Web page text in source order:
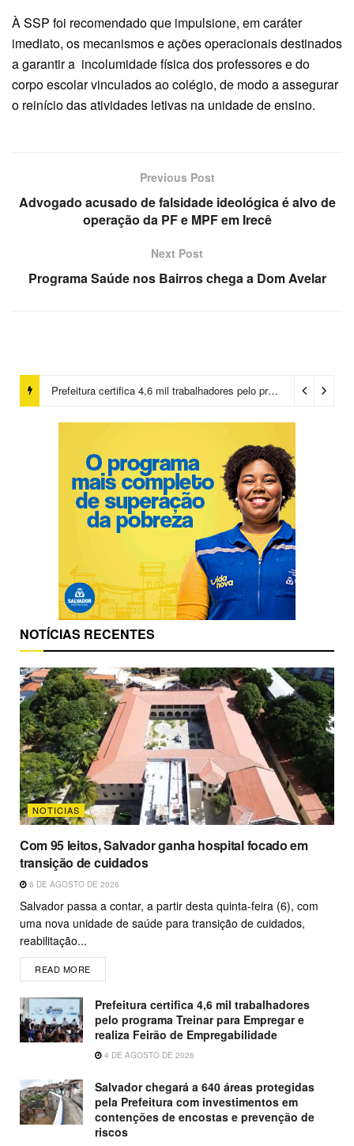
À SSP foi recomendado que impulsione, em caráter
imediato, os mecanismos e ações operacionais destinados
a garantir a incolumidade física dos professores e do
corpo escolar vinculados ao colégio, de modo a assegurar
o reinício das atividades letivas na unidade de ensino.
Previous Post
Advogado acusado de falsidade ideológica é alvo de
operação da PF e MPF em Irecê
Next Post
Programa Saúde nos Bairros chega a Dom Avelar
Prefeitura certifica 4,6 mil trabalhadores pelo programa Treinar para Empregar e realiza Feirão de Empregabilidade
NOTÍCIAS RECENTES
NOTICIAS
Com 95 leitos, Salvador ganha hospital focado em
transição de cuidados
6 DE AGOSTO DE 2026
Salvador passa a contar, a partir desta quinta-feira (6), com
uma nova unidade de saúde para transição de cuidados,
reabilitação...
READ MORE
Prefeitura certifica 4,6 mil trabalhadores
pelo programa Treinar para Empregar e
realiza Feirão de Empregabilidade
4 DE AGOSTO DE 2026
Salvador chegará a 640 áreas protegidas
pela Prefeitura com investimentos em
contenções de encostas e prevenção de
riscos